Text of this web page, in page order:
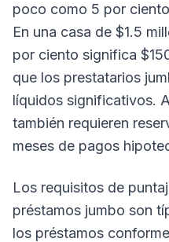
poco como 5 por
En una casa de $1.5
por ciento significa
que los prestatarios
líquidos significativos.
también requieren
meses de pagos
Los requisitos de
préstamos jumbo son
los préstamos